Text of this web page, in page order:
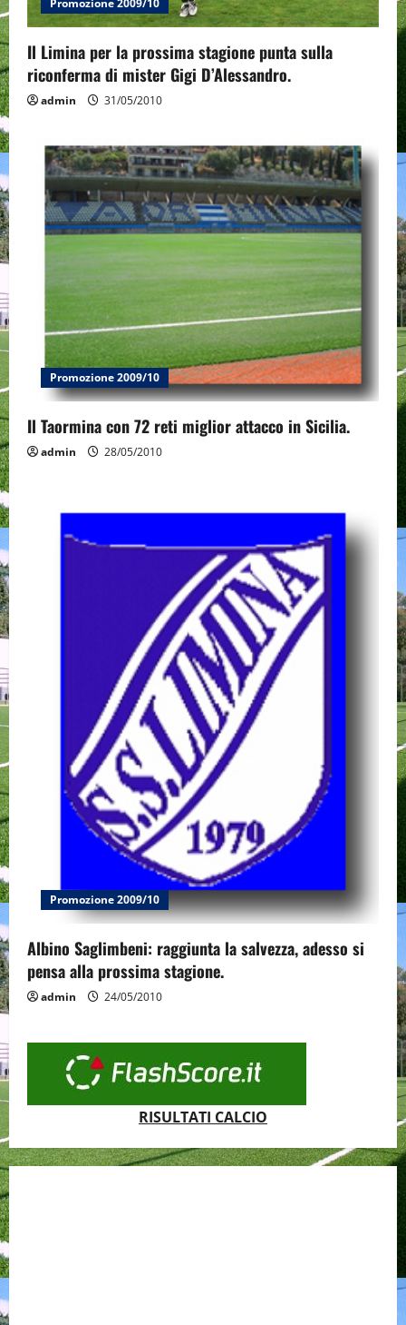
Promozione 2009/10
Il Limina per la prossima stagione punta sulla
riconferma di mister Gigi D’Alessandro.
admin 31/05/2010
Promozione 2009/10
Il Taormina con 72 reti miglior attacco in Sicilia.
admin 28/05/2010
Promozione 2009/10
Albino Saglimbeni: raggiunta la salvezza, adesso si
pensa alla prossima stagione.
admin 24/05/2010
RISULTATI CALCIO